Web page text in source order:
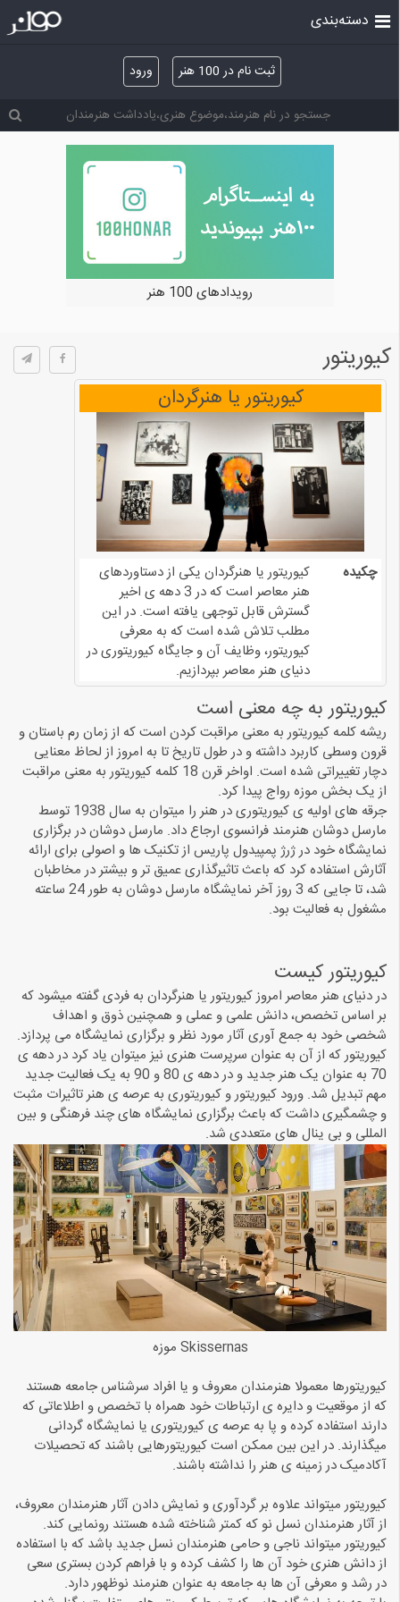
ثبت نام در 100 هنر ورود
دسته‌بندی
رویدادهای 100 هنر
کیوریتور
کیوریتور یا هنرگردان
چکیده
کیوریتور یا هنرگردان یکی از دستاوردهای
هنر معاصر است که در 3 دهه ی اخیر
گسترش قابل توجهی یافته است. در این
مطلب تلاش شده است که به معرفی
کیوریتور، وظایف آن و جایگاه کیوریتوری در
دنیای هنر معاصر بپردازیم.
کیوریتور به چه معنی است
ریشه کلمه کیوریتور به معنی مراقبت کردن است که از زمان رم باستان و
قرون وسطی کاربرد داشته و در طول تاریخ تا به امروز از لحاظ معنایی
دچار تغییراتی شده است. اواخر قرن 18 کلمه کیوریتور به معنی مراقبت
از یک بخش موزه رواج پیدا کرد.
جرقه های اولیه ی کیوریتوری در هنر را میتوان به سال 1938 توسط
مارسل دوشان هنرمند فرانسوی ارجاع داد. مارسل دوشان در برگزاری
نمایشگاه خود در ژرژ پمپیدول پاریس از تکنیک ها و اصولی برای ارائه
آثارش استفاده کرد که باعث تاثیرگذاری عمیق تر و بیشتر در مخاطبان
شد، تا جایی که 3 روز آخر نمایشگاه مارسل دوشان به طور 24 ساعته
مشغول به فعالیت بود.
کیوریتور کیست
در دنیای هنر معاصر امروز کیوریتور یا هنرگردان به فردی گفته میشود که
بر اساس تخصص، دانش علمی و عملی و همچنین ذوق و اهداف
شخصی خود به جمع آوری آثار مورد نظر و برگزاری نمایشگاه می پردازد.
کیوریتور که از آن به عنوان سرپرست هنری نیز میتوان یاد کرد در دهه ی
70 به عنوان یک هنر جدید و در دهه ی 80 و 90 به یک فعالیت جدید
مهم تبدیل شد. ورود کیوریتور و کیوریتوری به عرصه ی هنر تاثیرات مثبت
و چشمگیری داشت که باعث برگزاری نمایشگاه های چند فرهنگی و بین
المللی و بی ینال های متعددی شد.
Skissernas موزه
کیوریتورها معمولا هنرمندان معروف و یا افراد سرشناس جامعه هستند
که از موقعیت و دایره ی ارتباطات خود همراه با تخصص و اطلاعاتی که
دارند استفاده کرده و پا به عرصه ی کیوریتوری یا نمایشگاه گردانی
میگذارند. در این بین ممکن است کیوریتورهایی باشند که تحصیلات
آکادمیک در زمینه ی هنر را نداشته باشند.
کیوریتور میتواند علاوه بر گردآوری و نمایش دادن آثار هنرمندان معروف،
از آثار هنرمندان نسل نو که کمتر شناخته شده هستند رونمایی کند.
کیوریتور میتواند ناجی و حامی هنرمندان نسل جدید باشد که با استفاده
از دانش هنری خود آن ها را کشف کرده و با فراهم کردن بستری سعی
در رشد و معرفی آن ها به جامعه به عنوان هنرمند نوظهور دارد.